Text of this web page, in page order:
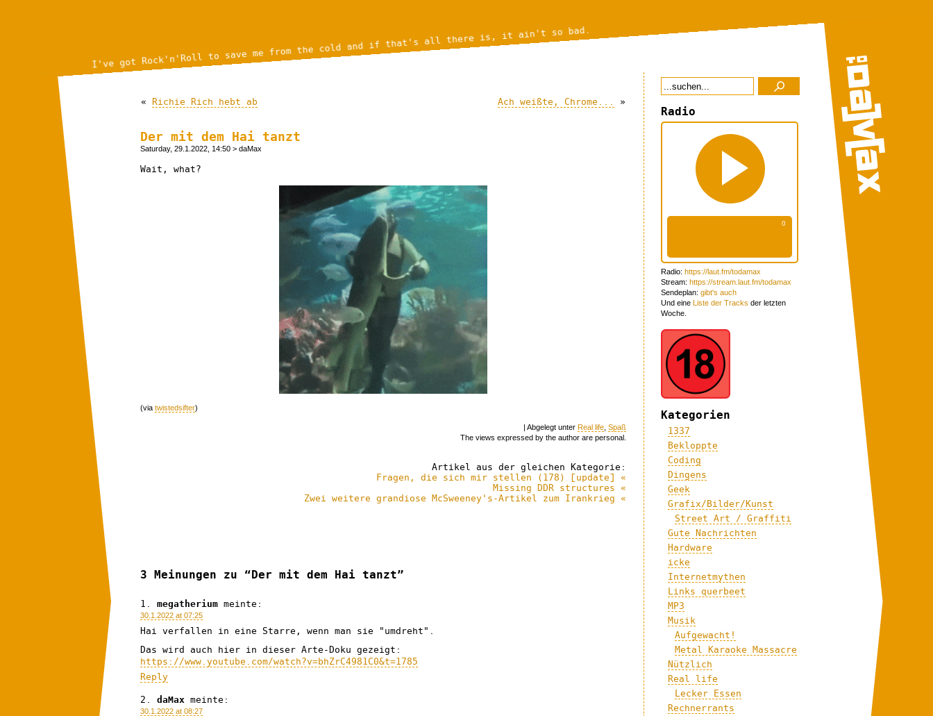
I've got Rock'n'Roll to save me from the cold and if that's all there is, it ain't so bad.
« Richie Rich hebt ab Ach weißte, Chrome... »
Der mit dem Hai tanzt
Saturday, 29.1.2022, 14:50 > daMax
Wait, what?
(via twistedsifter)
| Abgelegt unter Real life Spaß
The views expressed by the author are personal.
Artikel aus der gleichen Kategorie:
Fragen, die sich mir stellen (178) [update] «
Missing DDR structures «
Zwei weitere grandiose McSweeney's-Artikel zum Irankrieg «
3 Meinungen zu “Der mit dem Hai tanzt”
megatherium meinte:
30.1.2022 at 07:25
Hai verfallen in eine Starre, wenn man sie "umdreht".
Das wird auch hier in dieser Arte-Doku gezeigt:
https://www.youtube.com/watch?v=bhZrC4981C0&t=1785
Reply
daMax meinte:
30.1.2022 at 08:27
Radio
Radio: https://laut.fm/todamax
Stream: https://stream.laut.fm/todamax
Sendeplan: gibt's auch
Und eine Liste der Tracks der letzten
Woche.
Kategorien
1337
Bekloppte
Coding
Dingens
Geek
Grafix/Bilder/Kunst
Street Art / Graffiti
Gute Nachrichten
Hardware
icke
Internetmythen
Links querbeet
MP3
Musik
Aufgewacht!
Metal Karaoke Massacre
Nützlich
Real life
Lecker Essen
Rechnerrants